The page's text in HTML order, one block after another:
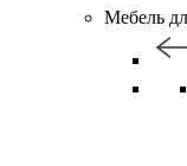
Мебель